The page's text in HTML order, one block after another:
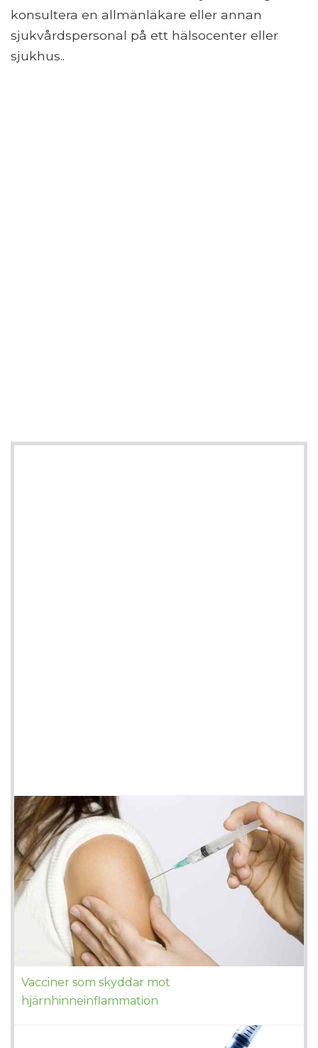
konsultera en allmänläkare eller annan
sjukvårdspersonal på ett hälsocenter eller
sjukhus..
Vacciner som skyddar mot
hjärnhinneinflammation